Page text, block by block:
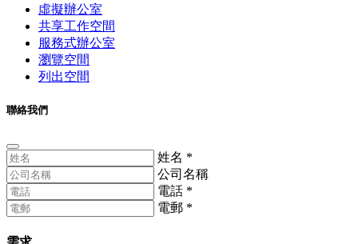
虛擬辦公室
共享工作空間
服務式辦公室
瀏覽空間
列出空間
聯絡我們
姓名 *
公司名稱
電話 *
電郵 *